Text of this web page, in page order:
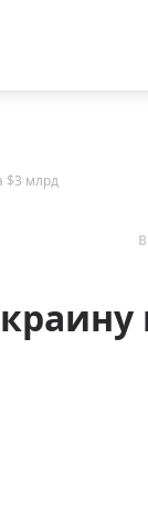
$3 млрд